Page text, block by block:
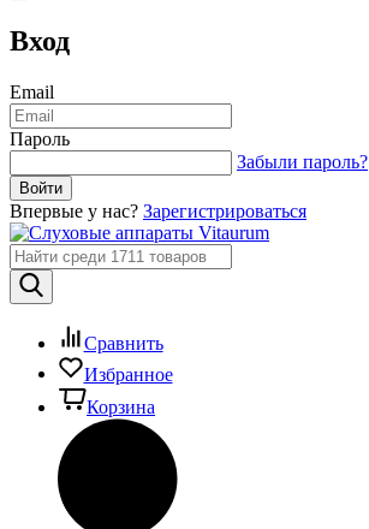
Вход
Email
Пароль
Забыли пароль?
Впервые у нас? Зарегистрироваться
Сравнить
Избранное
Корзина